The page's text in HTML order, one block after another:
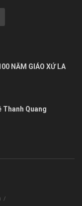
NĂM GIÁO XỨ LA
Thanh Quang